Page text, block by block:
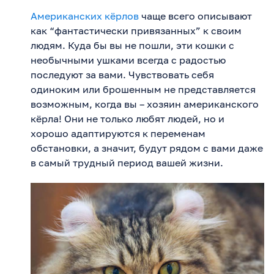
Американских кёрлов чаще всего описывают
как “фантастически привязанных” к своим
людям. Куда бы вы не пошли, эти кошки с
необычными ушками всегда с радостью
последуют за вами. Чувствовать себя
одиноким или брошенным не представляется
возможным, когда вы – хозяин американского
кёрла! Они не только любят людей, но и
хорошо адаптируются к переменам
обстановки, а значит, будут рядом с вами даже
в самый трудный период вашей жизни.